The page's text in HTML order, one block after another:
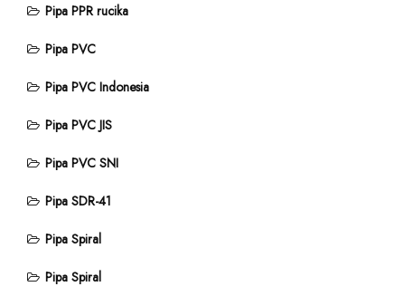
Pipa PPR rucika
Pipa PVC
Pipa PVC Indonesia
Pipa PVC JIS
Pipa PVC SNI
Pipa SDR-41
Pipa Spiral
Pipa Spiral